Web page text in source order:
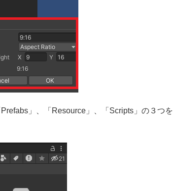
」、「Resource」、「Scripts」の３つを